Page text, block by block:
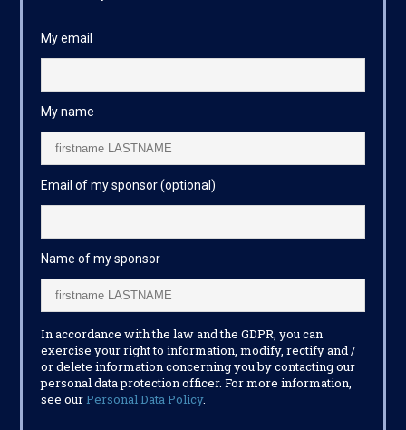
My email
My name
Email of my sponsor (optional)
Name of my sponsor
In accordance with the law and the GDPR, you can
exercise your right to information, modify, rectify and /
or delete information concerning you by contacting our
personal data protection officer. For more information,
see ourPersonal Data Policy.